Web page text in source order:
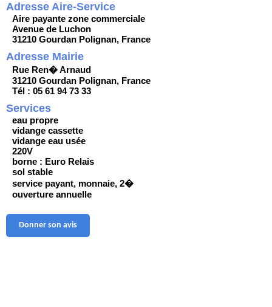
Adresse Aire-Service
Aire payante zone commerciale
Avenue de Luchon
31210 Gourdan Polignan, France
Adresse Mairie
Rue Ren� Arnaud
31210 Gourdan Polignan, France
Tél : 05 61 94 73 33
Services
eau propre
vidange cassette
vidange eau usée
220V
borne : Euro Relais
sol stable
service payant, monnaie, 2�
ouverture annuelle
Donner son avis